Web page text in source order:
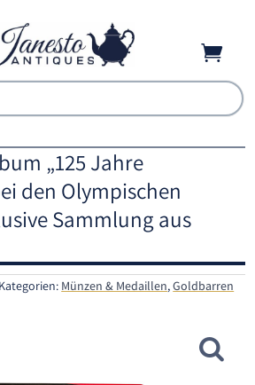

„125 Jahre
den Olympischen
Sammlung aus
Kategorien: Münzen & Medaillen,Goldbarren